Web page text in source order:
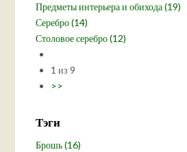
Предметы интерьера и обихода (19)
Серебро (14)
Столовое серебро (12)
1 из 9
>>
Тэги
Брошь (16)